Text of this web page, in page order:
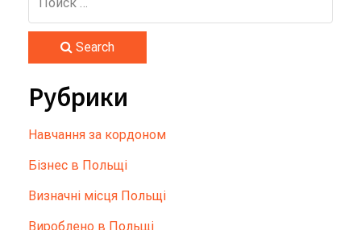
Search
Рубрики
Hавчання за кордоном
Бізнес в Польщі
Визначні місця Польщі
Вироблено в Польщі